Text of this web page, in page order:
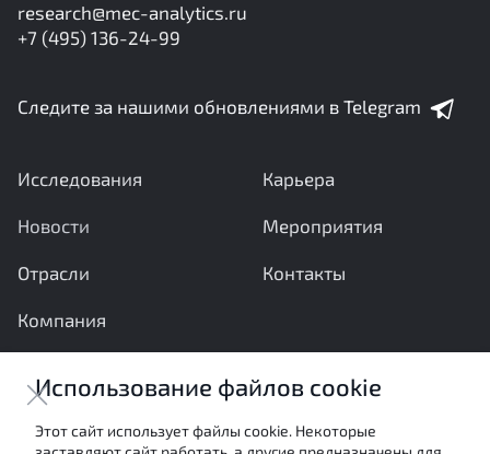
research@mec-analytics.ru
+7 (495) 136-24-99
Следите за нашими обновлениями в Telegram
Исследования
Новости
Отрасли
Компания
Карьера
Мероприятия
Контакты
Отправить сообщение
Использование файлов cookie
Этот сайт использует файлы cookie. Некоторые